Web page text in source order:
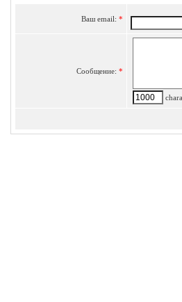
Ваш email: *
Сообщение: *